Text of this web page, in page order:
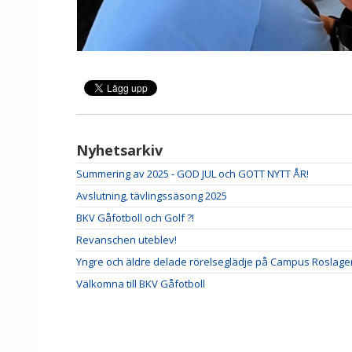
Nyhetsarkiv
Summering av 2025 - GOD JUL och GOTT NYTT ÅR!
Avslutning, tävlingssäsong 2025
BKV Gåfotboll och Golf ?!
Revanschen uteblev!
Yngre och äldre delade rörelseglädje på Campus
Välkomna till BKV Gåfotboll